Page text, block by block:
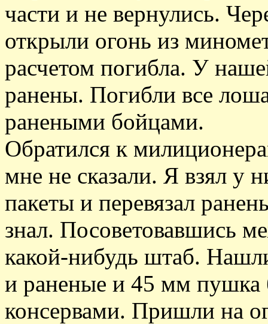
части и не вернулись.
открыли огонь из
расчетом погибла. У
ранены. Погибли все
ранеными бойцами.
Обратился к
мне не сказали. Я взял у
пакеты и перевязал
знал. Посоветовавшись
какой-нибудь штаб.
и раненые и 45 мм пушка
консервами. Пришли на